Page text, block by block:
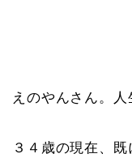
えのやんさん。人
３４歳の現在、